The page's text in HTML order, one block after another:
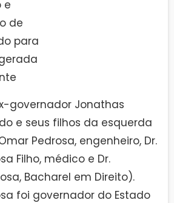
governador Jonathas
e seus filhos da esquerda
Pedrosa, engenheiro, Dr.
Filho, médico e Dr.
Bacharel em Direito).
foi governador do Estado